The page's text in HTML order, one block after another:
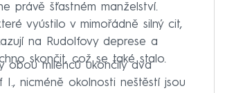
právě šťastném manželství.
vyústilo v mimořádně silný cit,
na Rudolfovy deprese a
skončit, což se také stalo.
obou milenců ukončily dva
nicméně okolnosti neštěstí jsou